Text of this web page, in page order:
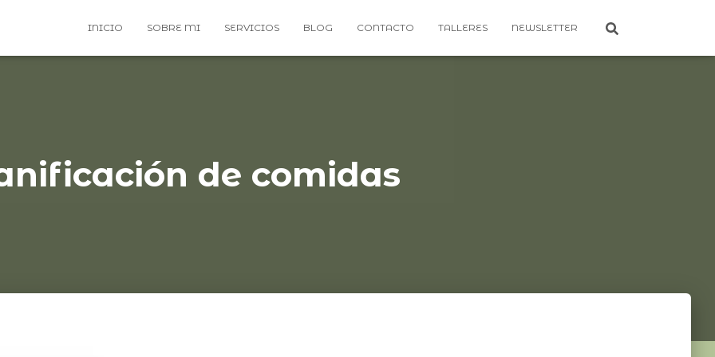
INICIO SOBRE MI SERVICIOS BLOG CONTACTO TALLERES NEWSLETTER
de comidas